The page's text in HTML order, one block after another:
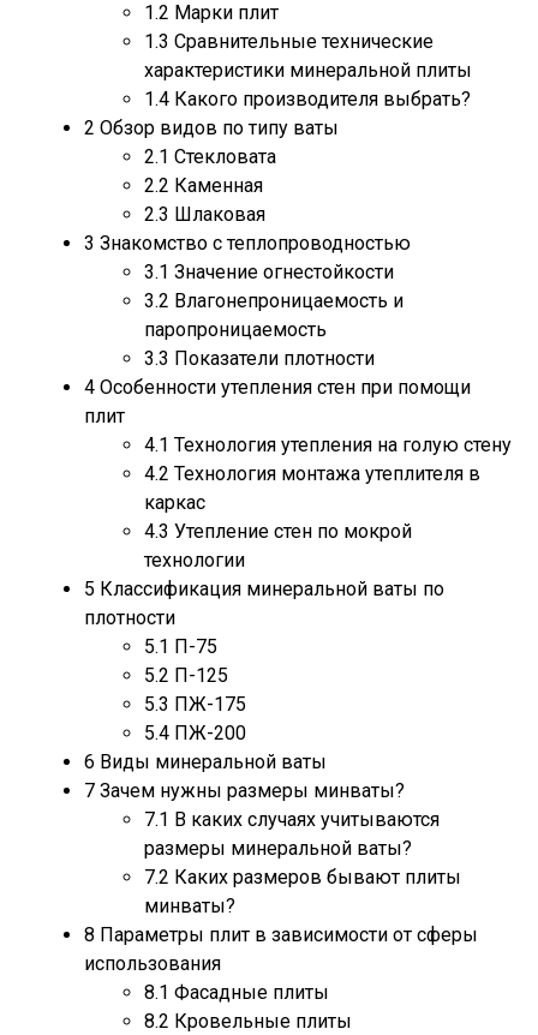
1.2 Марки плит
1.3 Сравнительные технические
характеристики минеральной плиты
1.4 Какого производителя выбрать?
2 Обзор видов по типу ваты
2.1 Стекловата
2.2 Каменная
2.3 Шлаковая
3 Знакомство с теплопроводностью
3.1 Значение огнестойкости
3.2 Влагонепроницаемость и
паропроницаемость
3.3 Показатели плотности
4 Особенности утепления стен при помощи
плит
4.1 Технология утепления на голую стену
4.2 Технология монтажа утеплителя в
каркас
4.3 Утепление стен по мокрой
технологии
5 Классификация минеральной ваты по
плотности
5.1 П-75
5.2 П-125
5.3 ПЖ-175
5.4 ПЖ-200
6 Виды минеральной ваты
7 Зачем нужны размеры минваты?
7.1 В каких случаях учитываются
размеры минеральной ваты?
7.2 Каких размеров бывают плиты
минваты?
8 Параметры плит в зависимости от сферы
использования
8.1 Фасадные плиты
8.2 Кровельные плиты